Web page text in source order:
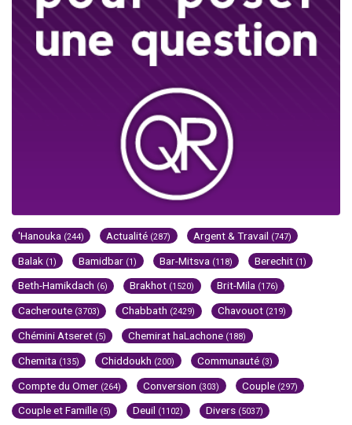
'Hanouka (244) Actualité (287) Argent & Travail (747)
Balak (1) Bamidbar (1) Bar-Mitsva (118) Berechit (1)
Beth-Hamikdach (6) Brakhot (1520) Brit-Mila (176)
Cacheroute (3703) Chabbath (2429) Chavouot (219)
Chémini Atseret (5) Chemirat haLachone (188)
Chemita (135) Chiddoukh (200) Communauté (3)
Compte du Omer (264) Conversion (303) Couple (297)
Couple et Famille (5) Deuil (1102) Divers (5037)